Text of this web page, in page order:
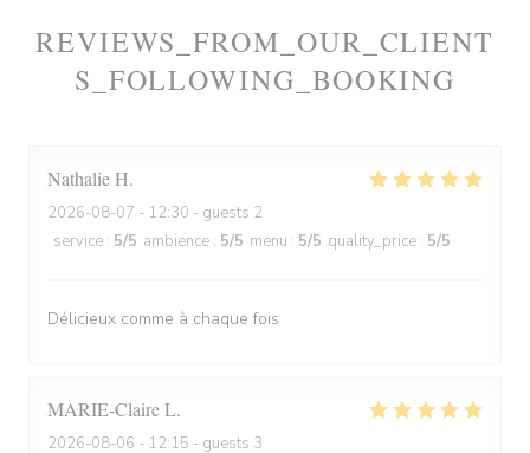
REVIEWS_FROM_OUR_CLIENT
S_FOLLOWING_BOOKING
NathalieH
2026-08-07 - 12:30 - guests 2
service : 5/5 ambience : 5/5 menu : 5/5 quality_price : 5/5
Délicieux comme à chaque fois
MARIE-ClaireL
2026-08-06 - 12:15 - guests 3